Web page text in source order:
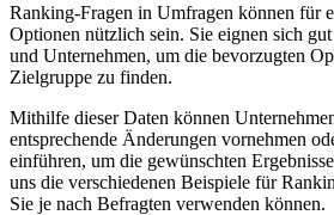
Ranking-Fragen in Umfragen können für
Optionen nützlich sein. Sie eignen sich
und Unternehmen, um die bevorzugten
Zielgruppe zu finden.
Mithilfe dieser Daten können
entsprechende Änderungen vornehmen
einführen, um die gewünschten
uns die verschiedenen Beispiele für
Sie je nach Befragten verwenden können.